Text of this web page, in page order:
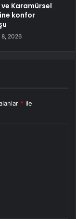
ve Karamürsel
konfor
8, 2026
* ile